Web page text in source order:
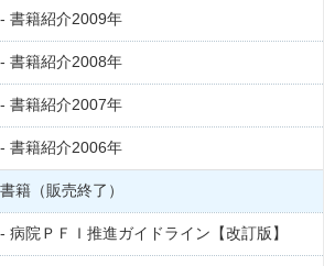
書籍紹介2009年
書籍紹介2008年
書籍紹介2007年
書籍紹介2006年
書籍（販売終了）
病院ＰＦＩ推進ガイドライン【改訂版】